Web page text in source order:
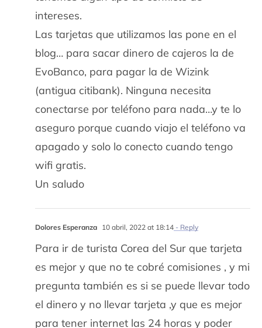
intereses.
Las tarjetas que utilizamos las pone en el
blog… para sacar dinero de cajeros la de
EvoBanco, para pagar la de Wizink
(antigua citibank). Ninguna necesita
conectarse por teléfono para nada…y te lo
aseguro porque cuando viajo el teléfono va
apagado y solo lo conecto cuando tengo
wifi gratis.
Un saludo
Dolores Esperanza 10 abril, 2022 at 18:14- Reply
Para ir de turista Corea del Sur que tarjeta
es mejor y que no te cobré comisiones , y mi
pregunta también es si se puede llevar todo
el dinero y no llevar tarjeta ,y que es mejor
para tener internet las 24 horas y poder